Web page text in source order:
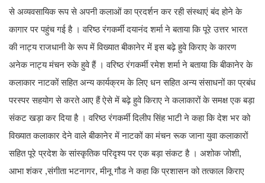
से अव्यवसायिक रूप से अपनी कलाओं का प्रदर्शन कर रही संस्थाएं बंद होने के
कागार पर पहुंच गई है । वरिष्ठ रंगकर्मी दयानंद शर्मा ने बताया कि पूरे उत्तर भारत
की नाट्य राजधानी के रूप में विख्यात बीकानेर में इस बढ़े हुवे किराए के कारण
अनेक नाट्य मंचन रुके हुवे हैं । वरिष्ठ रंगकर्मी रमेश शर्मा ने बताया कि बीकानेर के
कलाकार नाटकों सहित अन्य कार्यक्रम के लिए धन सहित अन्य संसाधनों का प्रबंध
परस्पर सहयोग से करते आए हैं ऐसे में बढ़े हुवे किराए ने कलाकारों के समक्ष एक बड़ा
संकट खड़ा कर दिया है । वरिष्ठ रंगकर्मी दिलीप सिंह भाटी ने कहा कि देश भर को
विख्यात कलाकार देने वाले बीकानेर में नाटकों का मंचन रूक जाना युवा कलाकारों
सहित पूरे प्रदेश के सांस्कृतिक परिदृश्य पर एक बड़ा संकट है । अशोक जोशी,
आभा शंकर ,संगीता भटनागर, मीनू गौड ने कहा कि प्रशासन को तत्काल किराए